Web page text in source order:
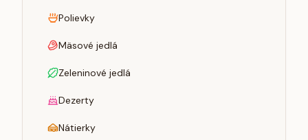
Polievky
Mäsové jedlá
Zeleninové jedlá
Dezerty
Nátierky